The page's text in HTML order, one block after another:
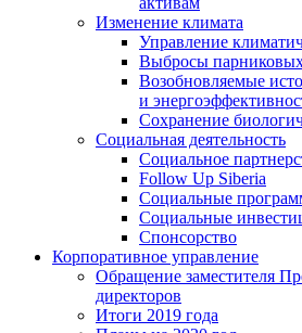
Изменение климата
Управление
Выбросы парниковых
Возобновляемые
и
Сохранение
Социальная деятельность
Социальное
Follow Up Siberia
Социальные
Социальные
Спонсорство
Корпоративное управление
Обращение заместителя
директоров
Итоги 2019 года